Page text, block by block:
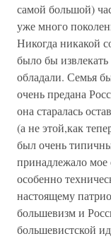
самой большой)
уже много
Никогда никакой
было бы
обладали. Семья
очень предана
она старалась
(а не этой,как
был очень
принадлежало мое
особенно
настоящему
большевизм и
большевистской